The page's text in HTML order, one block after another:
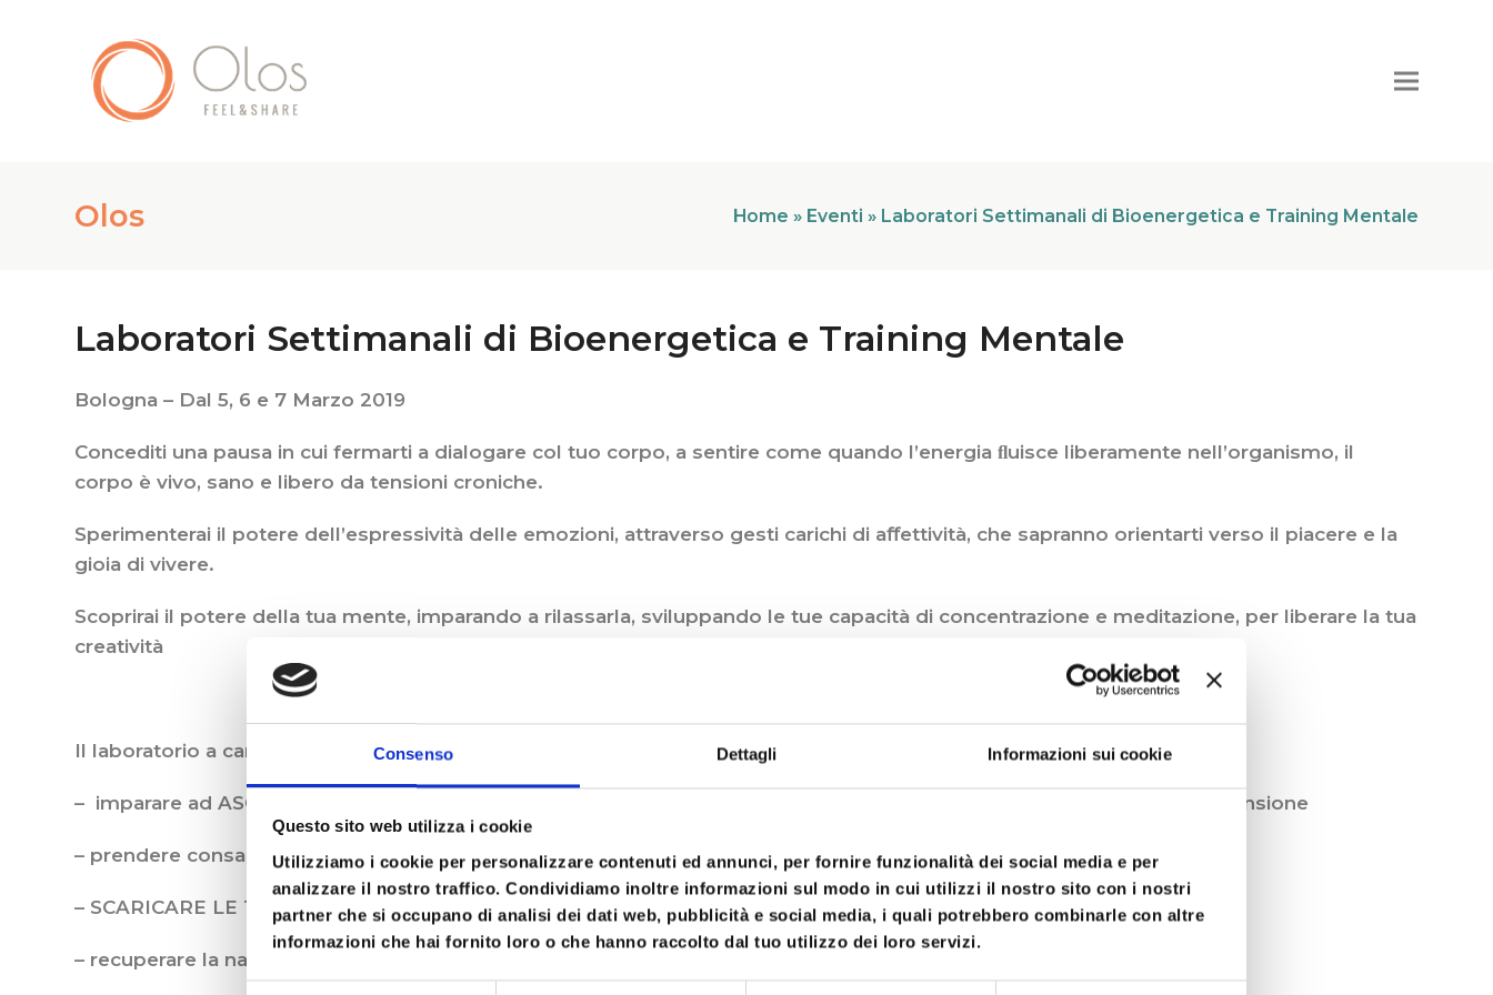
Consenso Dettagli Informazioni sui cookie
Questo sito web utilizza i cookie
Utilizziamo i cookie per personalizzare contenuti ed annunci, per fornire funzionalità dei social media e per
analizzare il nostro traffico. Condividiamo inoltre informazioni sul modo in cui utilizzi il nostro sito con i nostri
partner che si occupano di analisi dei dati web, pubblicità e social media, i quali potrebbero combinarle con altre
informazioni che hai fornito loro o che hanno raccolto dal tuo utilizzo dei loro servizi.
Olos Home » Eventi » Laboratori Settimanali di Bioenergetica e Training Mentale
Laboratori Settimanali di Bioenergetica e Training Mentale
Bologna – Dal 5, 6 e 7 Marzo 2019
Concediti una pausa in cui fermarti a dialogare col tuo corpo, a sentire come quando l’energia ﬂuisce liberamente nell’organismo, il
corpo è vivo, sano e libero da tensioni croniche.
Sperimenterai il potere dell’espressività delle emozioni, attraverso gesti carichi di aﬀettività, che sapranno orientarti verso il piacere e la
gioia di vivere.
Scoprirai il potere della tua mente, imparando a rilassarla, sviluppando le tue capacità di concentrazione e meditazione, per liberare la tua
creatività
Il laboratorio a carattere esperienziale propone classi di esercizi bioenergetici e tecniche di Training Mentale:
– imparare ad ASCOLTARE IL PROPRIO CORPO per sentire le parti forti, vitali e fluide, così come quelle scariche e in tensione
– prendere consapevolezza della propria POSTURA
– SCARICARE LE TENSIONI accumulate
– recuperare la naturale FORZA, ENERGIA e VITALITÀ’ del corpo